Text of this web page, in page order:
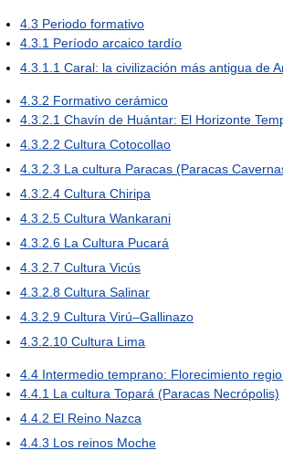
4.3 Periodo formativo
4.3.1 Período arcaico tardío
4.3.1.1 Caral: la civilización más antigua de
4.3.2 Formativo cerámico
4.3.2.1 Chavín de Huántar: El Horizonte
4.3.2.2 Cultura Cotocollao
4.3.2.3 La cultura Paracas (Paracas
4.3.2.4 Cultura Chiripa
4.3.2.5 Cultura Wankarani
4.3.2.6 La Cultura Pucará
4.3.2.7 Cultura Vicús
4.3.2.8 Cultura Salinar
4.3.2.9 Cultura Virú–Gallinazo
4.3.2.10 Cultura Lima
4.4 Intermedio temprano: Florecimiento
4.4.1 La cultura Topará (Paracas Necrópolis)
4.4.2 El Reino Nazca
4.4.3 Los reinos Moche